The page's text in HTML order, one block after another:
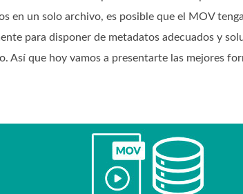
en un solo archivo, es posible que el MOV
para disponer de metadatos adecuados y
Así que hoy vamos a presentarte las mejores